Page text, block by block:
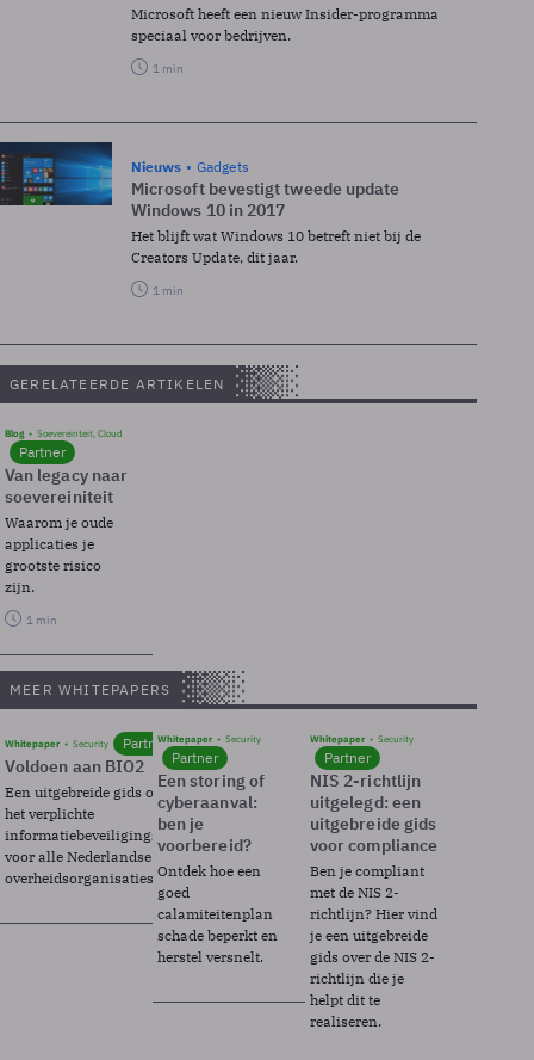
Microsoft heeft een nieuw Insider-programma
speciaal voor bedrijven.
1 min
Nieuws Gadgets
Microsoft bevestigt tweede update
Windows 10 in 2017
Het blijft wat Windows 10 betreft niet bij de
Creators Update, dit jaar.
1 min
GERELATEERDE ARTIKELEN
Blog Soevereinteit, Cloud
Partner
Van legacy naar
soevereiniteit
Waarom je oude
applicaties je
grootste risico
zijn.
1 min
MEER WHITEPAPERS
Whitepaper Security Partner
Voldoen aan BIO2
Een uitgebreide gids over BIO2,
het verplichte
informatiebeveiligingsframework
voor alle Nederlandse
overheidsorganisaties.
Whitepaper Security
Partner
Een storing of
cyberaanval:
ben je
voorbereid?
Ontdek hoe een
goed
calamiteitenplan
schade beperkt en
herstel versnelt.
Whitepaper Security
Partner
NIS 2-richtlijn
uitgelegd: een
uitgebreide gids
voor compliance
Ben je compliant
met de NIS 2-
richtlijn? Hier vind
je een uitgebreide
gids over de NIS 2-
richtlijn die je
helpt dit te
realiseren.